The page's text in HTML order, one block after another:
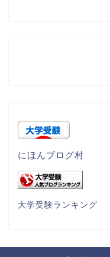
にほんブログ村
大学受験ランキング